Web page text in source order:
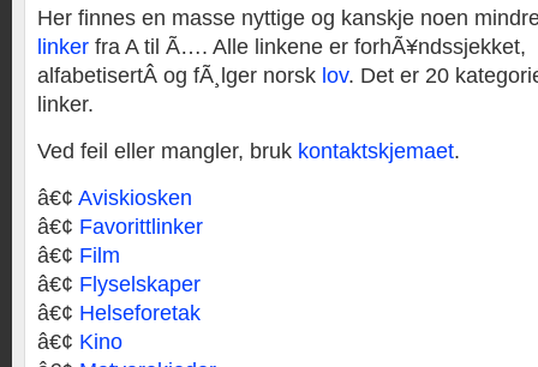
Her finnes en masse nyttige og kanskje noen
linker fra A til Ã…. Alle linkene er forhÃ¥ndssjekket,
alfabetisertÂ og fÃ¸lger norsk lov. Det er 20
linker.
Ved feil eller mangler, bruk kontaktskjemaet.
â€¢ Aviskiosken
â€¢ Favorittlinker
â€¢ Film
â€¢ Flyselskaper
â€¢ Helseforetak
â€¢ Kino